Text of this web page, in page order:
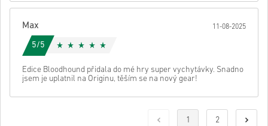
Max 11-08-2025
5/5
Edice Bloodhound přidala do mé hry super vychytávky. Snadno
jsem je uplatnil na Originu, těším se na nový gear!
1 2